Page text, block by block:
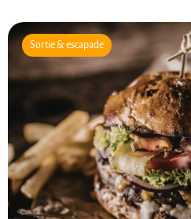
Sortie & escapade